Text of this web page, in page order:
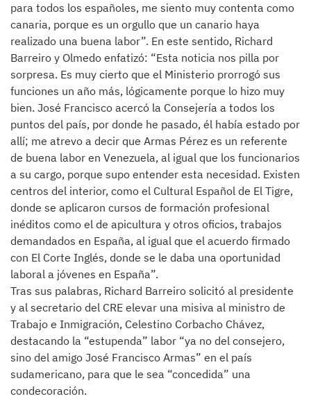
para todos los españoles, me siento muy contenta como
canaria, porque es un orgullo que un canario haya
realizado una buena labor”. En este sentido, Richard
Barreiro y Olmedo enfatizó: “Esta noticia nos pilla por
sorpresa. Es muy cierto que el Ministerio prorrogó sus
funciones un año más, lógicamente porque lo hizo muy
bien. José Francisco acercó la Consejería a todos los
puntos del país, por donde he pasado, él había estado por
allí; me atrevo a decir que Armas Pérez es un referente
de buena labor en Venezuela, al igual que los funcionarios
a su cargo, porque supo entender esta necesidad. Existen
centros del interior, como el Cultural Español de El Tigre,
donde se aplicaron cursos de formación profesional
inéditos como el de apicultura y otros oficios, trabajos
demandados en España, al igual que el acuerdo firmado
con El Corte Inglés, donde se le daba una oportunidad
laboral a jóvenes en España”.
Tras sus palabras, Richard Barreiro solicitó al presidente
y al secretario del CRE elevar una misiva al ministro de
Trabajo e Inmigración, Celestino Corbacho Chávez,
destacando la “estupenda” labor “ya no del consejero,
sino del amigo José Francisco Armas” en el país
sudamericano, para que le sea “concedida” una
condecoración.